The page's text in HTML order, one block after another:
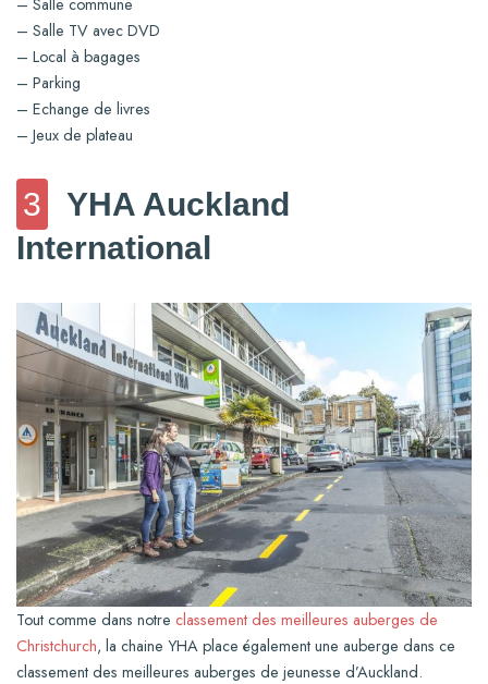
– Salle TV avec DVD
– Local à bagages
– Parking
– Echange de livres
– Jeux de plateau
3
YHA Auckland
International
Tout comme dans notre classement des meilleures auberges de
Christchurch, la chaine YHA place également une auberge dans ce
classement des meilleures auberges de jeunesse d’Auckland.